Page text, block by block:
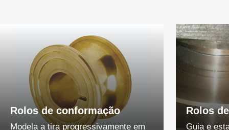
Rolos de conformação
Modela a tira progressivamente em
Rolos
Guia e